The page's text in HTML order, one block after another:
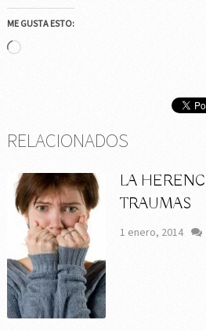
ME GUSTA ESTO:
Cargando...
RELACIONADOS
LA
TRAUMAS
1 enero, 2014